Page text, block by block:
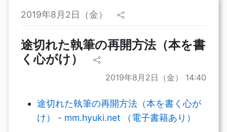
2019年8月2日（金）
途切れた執筆の再開方法（本を書
く心がけ）
2019年8月2日（金） 14:40
途切れた執筆の再開方法（本を書く心が
け） - mm.hyuki.net （電子書籍あり）